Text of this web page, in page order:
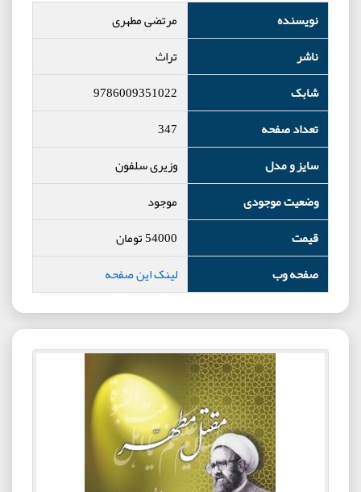
نویسنده
مرتضی مطهری
ناشر
تراث
شابک
9786009351022
تعداد صفحه
347
سایز و مدل
وزیری سلفون
وضعیت موجودی
موجود
قیمت
54000تومان
صفحه وب
لینک این صفحه